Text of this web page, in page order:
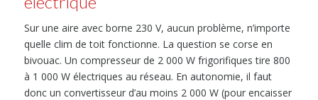
Sur une aire avec borne 230 V, aucun problème, n’importe
quelle clim de toit fonctionne. La question se corse en
bivouac. Un compresseur de 2 000 W frigorifiques tire 800
à 1 000 W électriques au réseau. En autonomie, il faut
donc un convertisseur d’au moins 2 000 W (pour encaisser